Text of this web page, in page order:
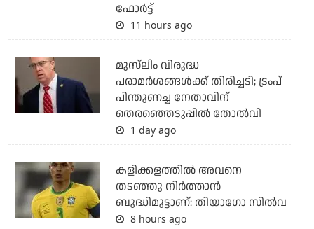
ഫോര്‍ട്ട്
11 hours ago
മുസ്‌ലീം വിരുദ്ധ
പരാമര്‍ശങ്ങള്‍ക്ക് തിരിച്ചടി; ട്രംപ്
പിന്തുണച്ച നേതാവിന്
തെരഞ്ഞെടുപ്പില്‍ തോല്‍വി
1 day ago
കളിക്കളത്തില്‍ അവനെ
തടഞ്ഞു നിര്‍ത്താന്‍
ബുദ്ധിമുട്ടാണ്: തിയാഗോ സില്‍വ
8 hours ago